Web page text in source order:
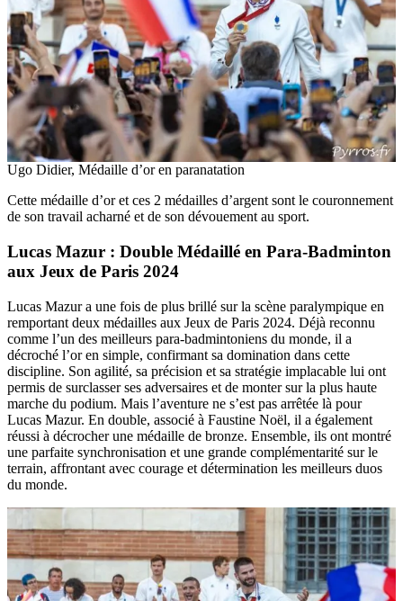
Ugo Didier, Médaille d’or en paranatation
Cette médaille d’or et ces 2 médailles d’argent sont le couronnement
de son travail acharné et de son dévouement au sport.
Lucas Mazur : Double Médaillé en Para-Badminton
aux Jeux de Paris 2024
Lucas Mazur a une fois de plus brillé sur la scène paralympique en
remportant deux médailles aux Jeux de Paris 2024. Déjà reconnu
comme l’un des meilleurs para-badmintoniens du monde, il a
décroché l’or en simple, confirmant sa domination dans cette
discipline. Son agilité, sa précision et sa stratégie implacable lui ont
permis de surclasser ses adversaires et de monter sur la plus haute
marche du podium. Mais l’aventure ne s’est pas arrêtée là pour
Lucas Mazur. En double, associé à Faustine Noël, il a également
réussi à décrocher une médaille de bronze. Ensemble, ils ont montré
une parfaite synchronisation et une grande complémentarité sur le
terrain, affrontant avec courage et détermination les meilleurs duos
du monde.